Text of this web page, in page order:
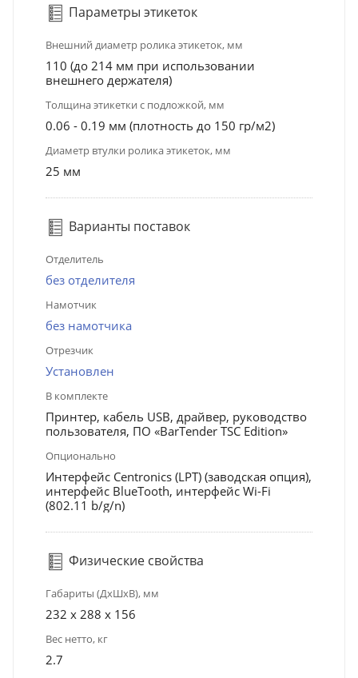
Параметры этикеток
Внешний диаметр ролика этикеток, мм
110 (до 214 мм при использовании
внешнего держателя)
Толщина этикетки с подложкой, мм
0.06 - 0.19 мм (плотность до 150 гр/м2)
Диаметр втулки ролика этикеток, мм
25 мм
Варианты поставок
Отделитель
без отделителя
Намотчик
без намотчика
Отрезчик
Установлен
В комплекте
Принтер, кабель USB, драйвер, руководство
пользователя, ПО «BarTender TSC Edition»
Опционально
Интерфейс Centronics (LPT) (заводская опция),
интерфейс BlueTooth, интерфейс Wi-Fi
(802.11 b/g/n)
Физические свойства
Габариты (ДхШхВ), мм
232 x 288 x 156
Вес нетто, кг
2.7